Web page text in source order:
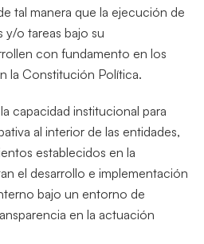
tal manera que la ejecución de
y/o tareas bajo su
con fundamento en los
la Constitución Política.
capacidad institucional para
al interior de las entidades,
establecidos en la
el desarrollo e implementación
bajo un entorno de
en la actuación